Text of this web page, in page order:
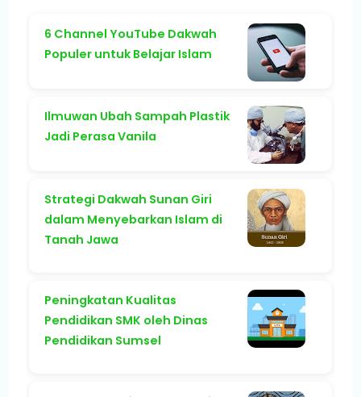
6 Channel YouTube Dakwah
Populer untuk Belajar Islam
Ilmuwan Ubah Sampah Plastik
Jadi Perasa Vanila
Strategi Dakwah Sunan Giri
dalam Menyebarkan Islam di
Tanah Jawa
Peningkatan Kualitas
Pendidikan SMK oleh Dinas
Pendidikan Sumsel